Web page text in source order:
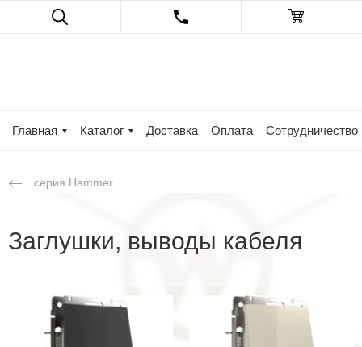
Главная Каталог Доставка Оплата Сотрудничество
серия Hammer
Заглушки, выводы кабеля